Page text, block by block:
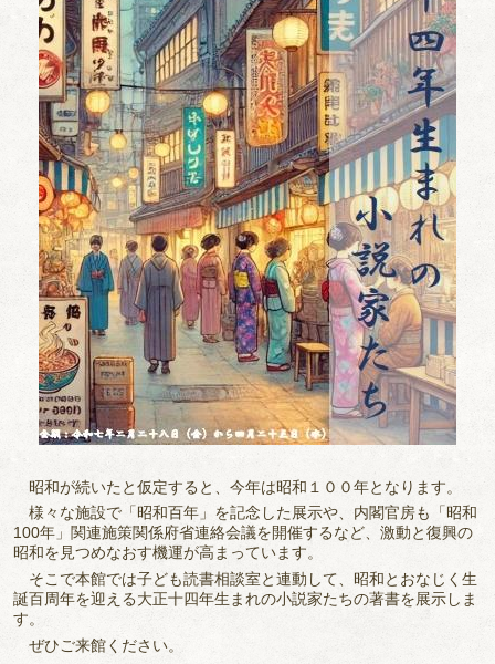
昭和が続いたと仮定すると、今年は昭和１００年となります。
様々な施設で「昭和百年」を記念した展示や、内閣官房も「昭和
100年」関連施策関係府省連絡会議を開催するなど、激動と復興の
昭和を見つめなおす機運が高まっています。
そこで本館では子ども読書相談室と連動して、昭和とおなじく生
誕百周年を迎える大正十四年生まれの小説家たちの著書を展示しま
す。
ぜひご来館ください。